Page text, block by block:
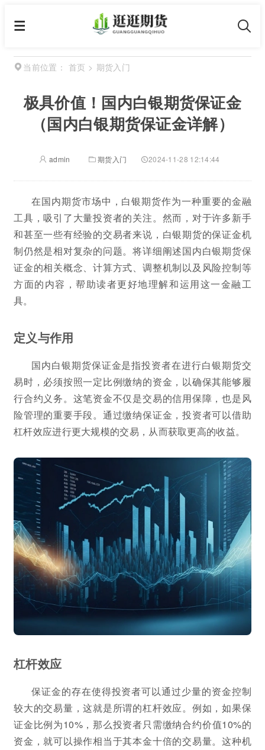
当前位置： 首页 > 期货入门
极具价值！国内白银期货保证金
（国内白银期货保证金详解）
admin 期货入门 2024-11-28 12:14:44
在国内期货市场中，白银期货作为一种重要的金融
工具，吸引了大量投资者的关注。然而，对于许多新手
和甚至一些有经验的交易者来说，白银期货的保证金机
制仍然是相对复杂的问题。将详细阐述国内白银期货保
证金的相关概念、计算方式、调整机制以及风险控制等
方面的内容，帮助读者更好地理解和运用这一金融工
具。
定义与作用
国内白银期货保证金是指投资者在进行白银期货交
易时，必须按照一定比例缴纳的资金，以确保其能够履
行合约义务。这笔资金不仅是交易的信用保障，也是风
险管理的重要手段。通过缴纳保证金，投资者可以借助
杠杆效应进行更大规模的交易，从而获取更高的收益。
杠杆效应
保证金的存在使得投资者可以通过少量的资金控制
较大的交易量，这就是所谓的杠杆效应。例如，如果保
证金比例为10%，那么投资者只需缴纳合约价值10%的
资金，就可以操作相当于其本金十倍的交易量。这种机